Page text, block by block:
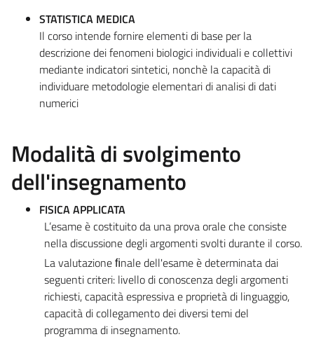
STATISTICA MEDICA
Il corso intende fornire elementi di base per la
descrizione dei fenomeni biologici individuali e collettivi
mediante indicatori sintetici, nonchè la capacità di
individuare metodologie elementari di analisi di dati
numerici
Modalità di svolgimento
dell'insegnamento
FISICA APPLICATA
L’esame è costituito da una prova orale che consiste
nella discussione degli argomenti svolti durante il corso.
La valutazione ﬁnale dell'esame è determinata dai
seguenti criteri: livello di conoscenza degli argomenti
richiesti, capacità espressiva e proprietà di linguaggio,
capacità di collegamento dei diversi temi del
programma di insegnamento.